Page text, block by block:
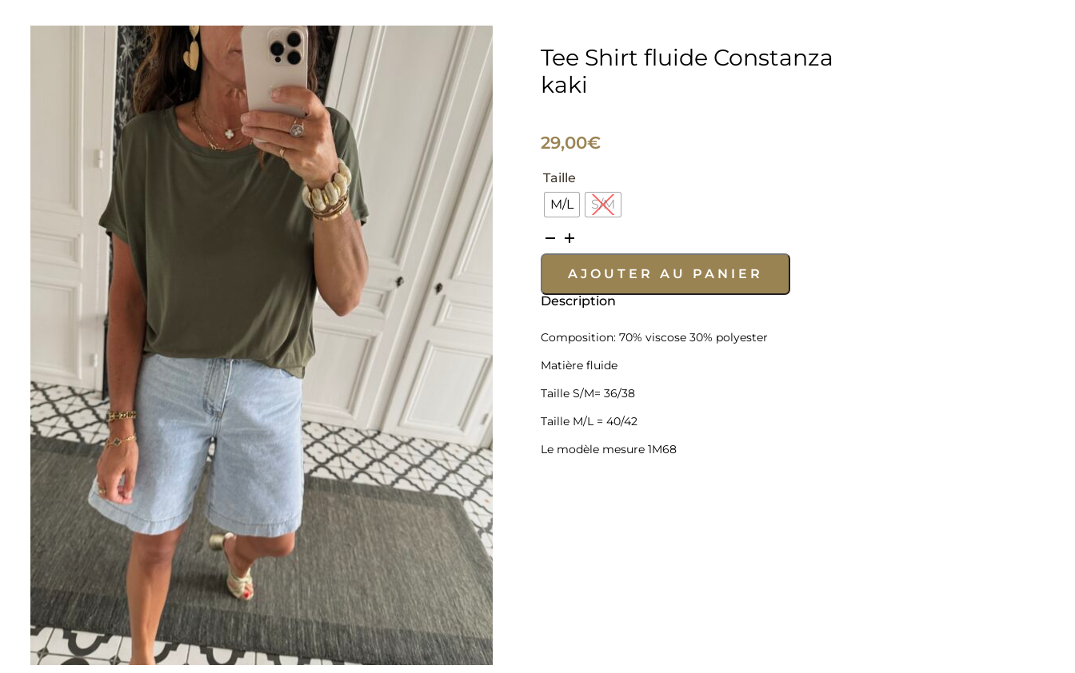
Tee Shirt fluide Constanza
kaki
29,00€
Taille
M/L
S/M
quantité
de
Shirt
Constanza
AJOUTER AU PANIER
Description
Composition: 70% viscose 30% polyester
Matière fluide
Taille S/M= 36/38
Taille M/L = 40/42
Le modèle mesure 1M68